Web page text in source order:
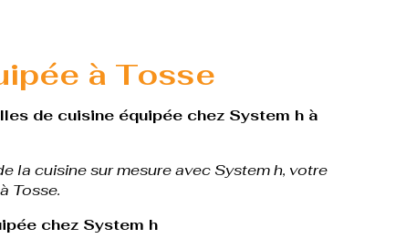
à Tosse
de cuisine équipée chez System h à
la cuisine sur mesure avec System h, votre
Tosse.
chez System h